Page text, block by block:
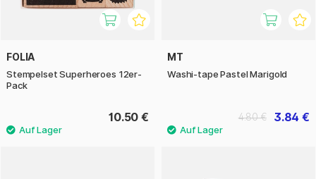
FOLIA
Stempelset Superheroes 12er-
Pack
10.50 €
MT
Washi-tape Pastel Marigold
3.84 €
4.80 €